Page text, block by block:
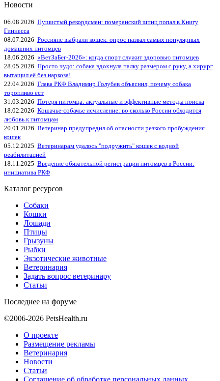
Новости
06.08.2026 Пушистый рекордсмен: померанский шпиц попал в Книгу
Гиннесса
08.07.2026 Россияне выбрали кошек: опрос назвал самых популярных
домашних питомцев
18.06.2026 «ВетЗаБег‑2026»: когда спорт служит здоровью питомцев
28.05.2026 Просто чудо: собака вдохнула палку размером с руку, а хирург
вытащил её без наркоза!
22.04.2026 Глава РКФ Владимир Голубев объяснил, почему собака
торопливо ест
31.03.2026 Потеря питомца: актуальные и эффективные методы поиска
18.02.2026 Кошачье-собачье исчисление: во сколько России обходится
любовь к питомцам
20.01.2026 Ветеринар предупредил об опасности резкого пробуждения
кошек
05.12.2025 Ветеринарам удалось "подружить" кошек с водной
реабилитацией
18.11.2025 Введение обязательной регистрации питомцев в России:
инициатива РКФ
Каталог ресурсов
Собаки
Кошки
Лошади
Птицы
Грызуны
Рыбки
Экзотические животные
Ветеринария
Задать вопрос ветеринару
Статьи
Последнее на форуме
©2006-2026 PetsHealth.ru
О проекте
Размещение рекламы
Ветеринария
Новости
Статьи